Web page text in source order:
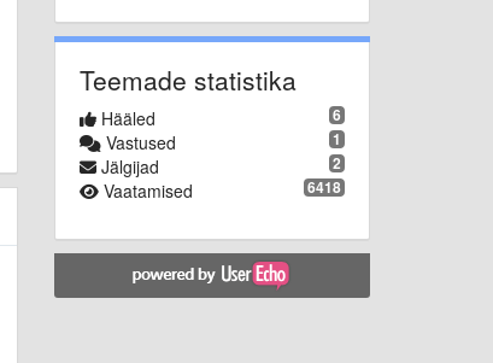
Teemade statistika
6
Hääled
1
Vastused
2
Jälgijad
6418
Vaatamised